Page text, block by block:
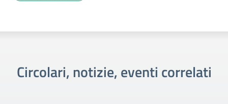
Circolari, notizie, eventi correlati